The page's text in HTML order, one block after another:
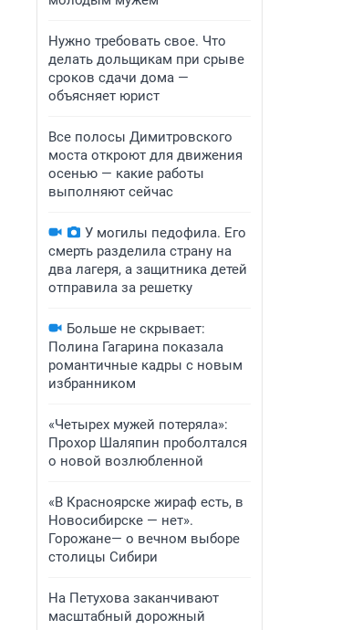
Нужно требовать свое. Что
делать дольщикам при срыве
сроков сдачи дома —
объясняет юрист
Все полосы Димитровского
моста откроют для движения
осенью — какие работы
выполняют сейчас
У могилы педофила. Его
смерть разделила страну на
два лагеря, а защитника детей
отправила за решетку
Больше не скрывает:
Полина Гагарина показала
романтичные кадры с новым
избранником
«Четырех мужей потеряла»:
Прохор Шаляпин проболтался
о новой возлюбленной
«В Красноярске жираф есть, в
Новосибирске — нет».
Горожане— о вечном выборе
столицы Сибири
На Петухова заканчивают
масштабный дорожный